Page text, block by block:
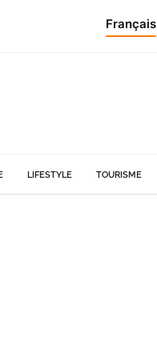
Français
LIFESTYLE TOURISME